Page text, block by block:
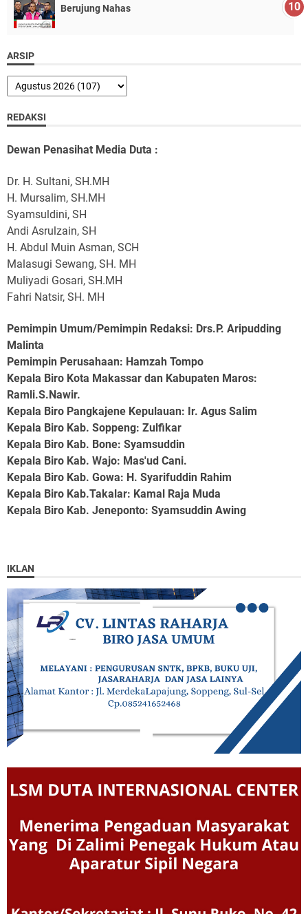
Berujung Nahas
ARSIP
REDAKSI
Dewan Penasihat Media Duta :
Dr. H. Sultani, SH.MH
H. Mursalim, SH.MH
Syamsuldini, SH
Andi Asrulzain, SH
H. Abdul Muin Asman, SCH
Malasugi Sewang, SH. MH
Muliyadi Gosari, SH.MH
Fahri Natsir, SH. MH
Pemimpin Umum/Pemimpin Redaksi: Drs.P. Aripudding
Malinta
Pemimpin Perusahaan: Hamzah Tompo
Kepala Biro Kota Makassar dan Kabupaten Maros:
Ramli.S.Nawir.
Kepala Biro Pangkajene Kepulauan: Ir. Agus Salim
Kepala Biro Kab. Soppeng: Zulfikar
Kepala Biro Kab. Bone: Syamsuddin
Kepala Biro Kab. Wajo: Mas'ud Cani.
Kepala Biro Kab. Gowa: H. Syarifuddin Rahim
Kepala Biro Kab.Takalar: Kamal Raja Muda
Kepala Biro Kab. Jeneponto: Syamsuddin Awing
IKLAN